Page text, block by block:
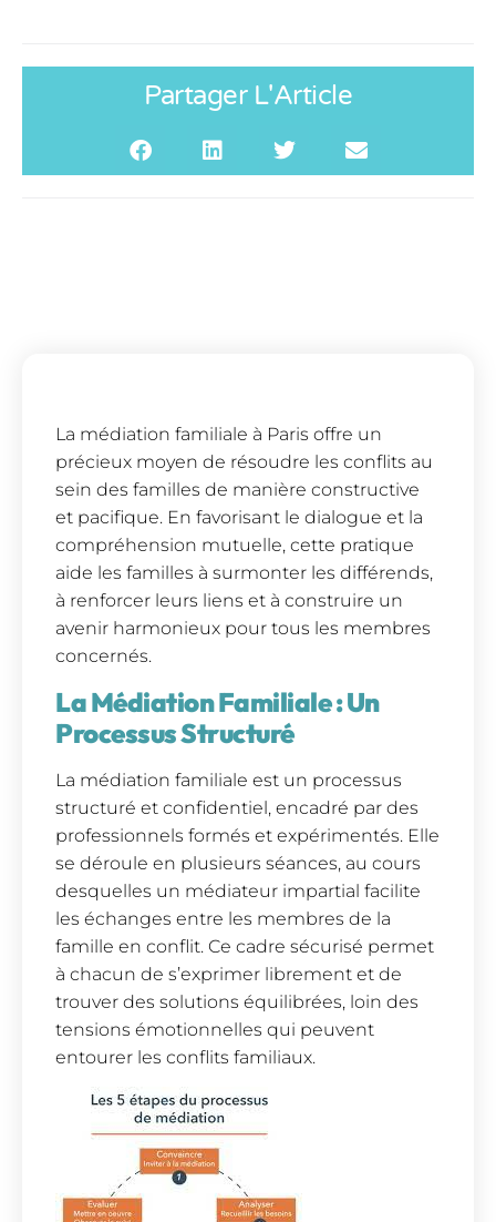
Partager L'Article
La médiation familiale à Paris offre un
précieux moyen de résoudre les conflits au
sein des familles de manière constructive
et pacifique. En favorisant le dialogue et la
compréhension mutuelle, cette pratique
aide les familles à surmonter les différends,
à renforcer leurs liens et à construire un
avenir harmonieux pour tous les membres
concernés.
La Médiation Familiale : Un
Processus Structuré
La médiation familiale est un processus
structuré et confidentiel, encadré par des
professionnels formés et expérimentés. Elle
se déroule en plusieurs séances, au cours
desquelles un médiateur impartial facilite
les échanges entre les membres de la
famille en conflit. Ce cadre sécurisé permet
à chacun de s’exprimer librement et de
trouver des solutions équilibrées, loin des
tensions émotionnelles qui peuvent
entourer les conflits familiaux.